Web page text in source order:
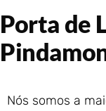
Porta de
Nós somos a